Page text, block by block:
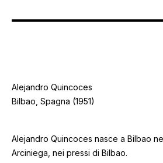
Alejandro Quincoces
Bilbao, Spagna (1951)
Alejandro Quincoces nasce a Bilbao
Arciniega, nei pressi di Bilbao.